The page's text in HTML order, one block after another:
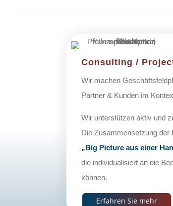
Consulting /
Wir machen
Partner & Kunden im
Wir unterstützen aktiv und
Die Zusammensetzung der
„Big Picture aus einer
die individualisiert an die
können.
Erfahren Sie mehr